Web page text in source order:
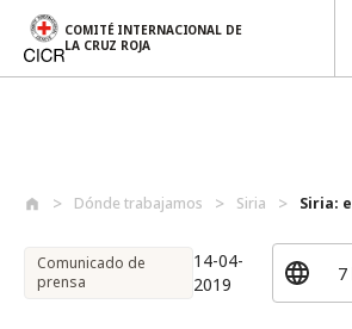
COMITÉ INTERNACIONAL DE
LA CRUZ ROJA
Dónde trabajamos Siria Siria:
Comunicado de
prensa
14-04-
2019